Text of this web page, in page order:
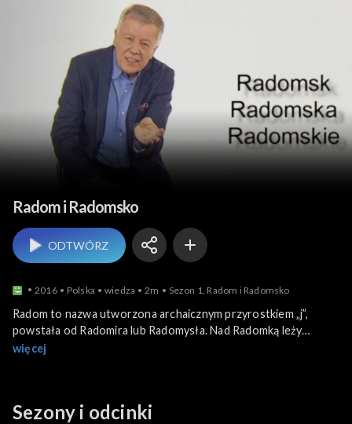
Radom i Radomsko
ODTWÓRZ
2016 Polska wiedza 2m Sezon 1, Radom i Radomsko
Radom to nazwa utworzona archaicznym przyrostkiem „j”,
powstała od Radomira lub Radomysła. Nad Radomką leży
Radomsko. Kiedyś używało się również wariantów „Radomska” i
więcej
Sezony i odcinki